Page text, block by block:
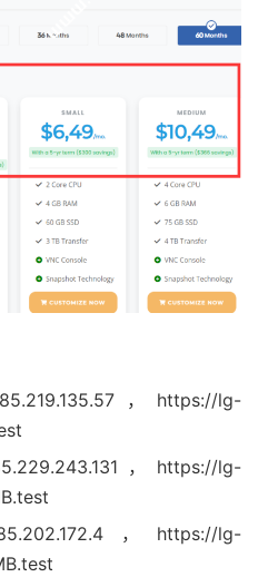
，https://lg-
，https://lg-
，https://lg-